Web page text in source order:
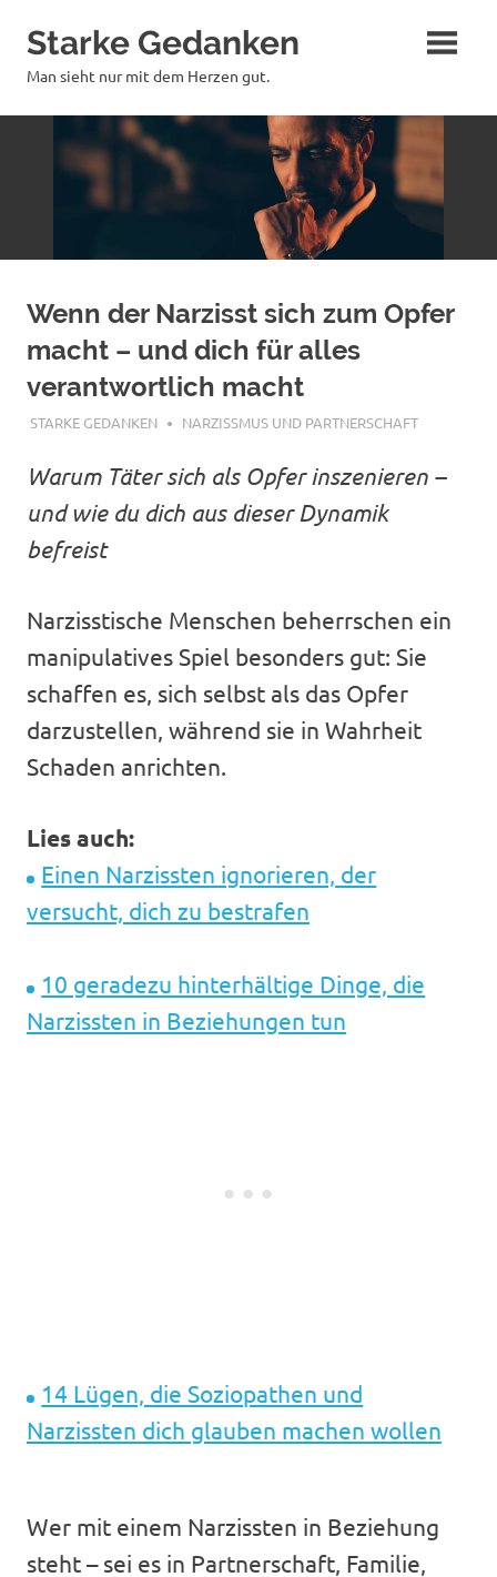
Inhalt
springen
Starke Gedanken
Man sieht nur mit dem Herzen gut.
Wenn der Narzisst sich zum Opfer
macht – und dich für alles
verantwortlich macht
JULI 28, 2025
STARKE GEDANKEN NARZISSMUS UND PARTNERSCHAFT
Warum Täter sich als Opfer inszenieren –
und wie du dich aus dieser Dynamik
befreist
Narzisstische Menschen beherrschen ein
manipulatives Spiel besonders gut: Sie
schaffen es, sich selbst als das Opfer
darzustellen, während sie in Wahrheit
Schaden anrichten.
Lies auch:
Einen Narzissten ignorieren, der
versucht, dich zu bestrafen
10 geradezu hinterhältige Dinge, die
Narzissten in Beziehungen tun
14 Lügen, die Soziopathen und
Narzissten dich glauben machen wollen
Wer mit einem Narzissten in Beziehung
steht – sei es in Partnerschaft, Familie,